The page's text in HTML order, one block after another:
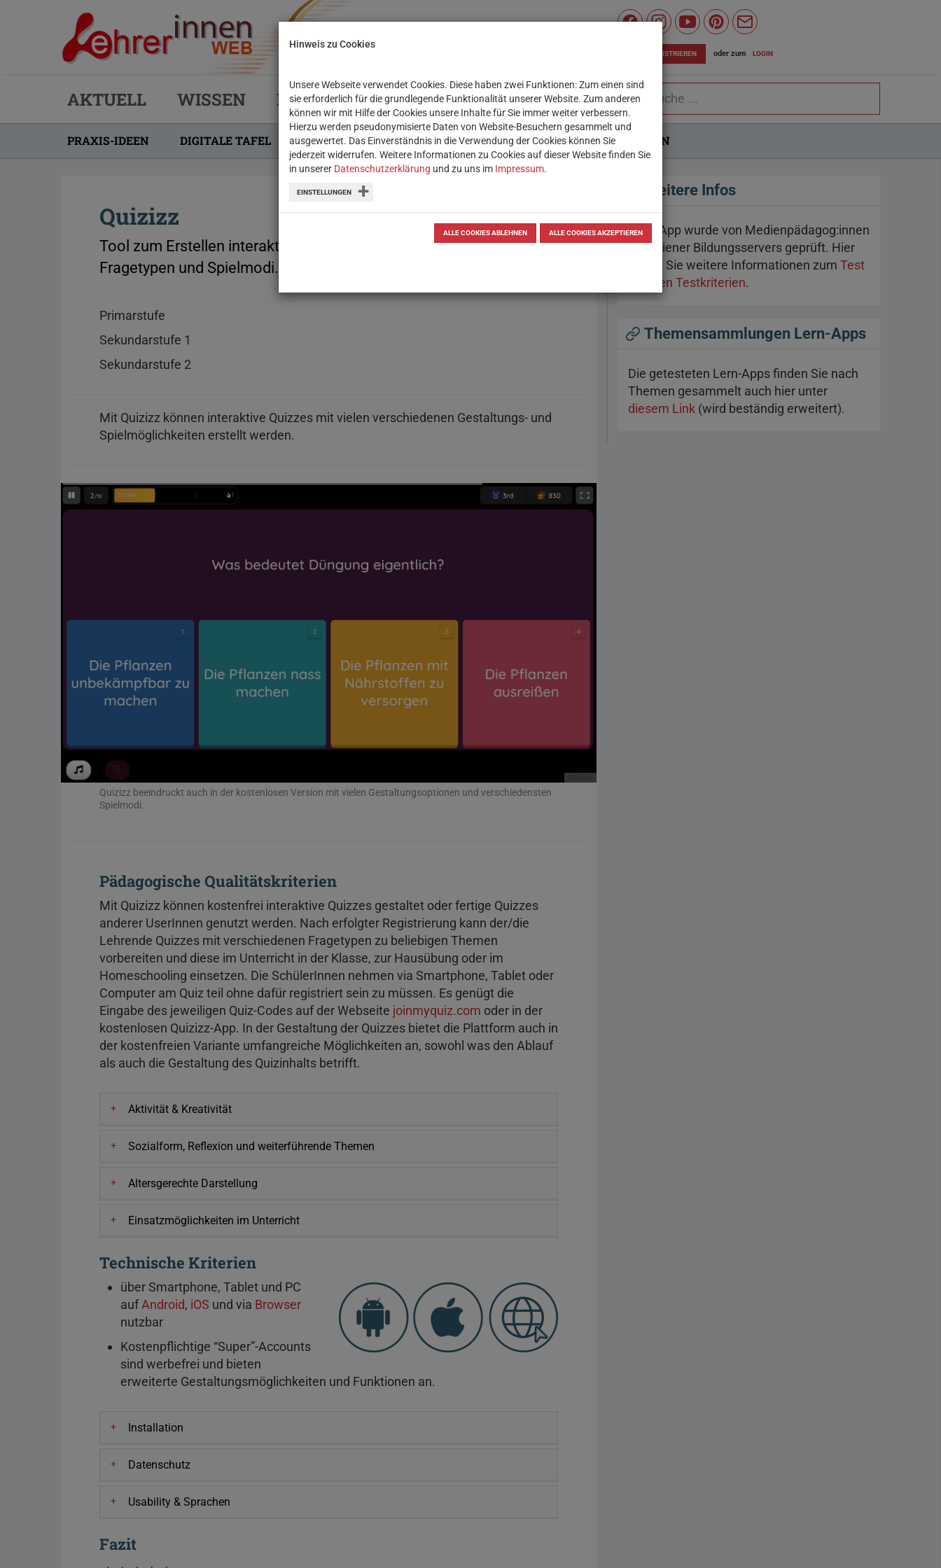
Wiener
Bildungsserver
Facebook
JETZT REGISTRIEREN oder zum LOGIN
AKTUELL WISSEN PRAXIS SERVICE WORKSHOPS Suchbegriff
PRAXIS-IDEEN DIGITALE TAFEL ROBOTIK & CODING LERN-APPS THEMENSAMMLUNGEN
Quizizz
Tool zum Erstellen interaktiver Quizzes mit verschiedensten
Fragetypen und Spielmodi.
Primarstufe
Sekundarstufe 1
Sekundarstufe 2
Mit Quizizz können interaktive Quizzes mit vielen verschiedenen Gestaltungs- und
Spielmöglichkeiten erstellt werden.
Quizizz beeindruckt auch in der kostenlosen Version mit vielen Gestaltungsoptionen und verschiedensten
Spielmodi.
Pädagogische Qualitätskriterien
Mit Quizizz können kostenfrei interaktive Quizzes gestaltet oder fertige Quizzes
anderer UserInnen genutzt werden. Nach erfolgter Registrierung kann der/die
Lehrende Quizzes mit verschiedenen Fragetypen zu beliebigen Themen
vorbereiten und diese im Unterricht in der Klasse, zur Hausübung oder im
Homeschooling einsetzen. Die SchülerInnen nehmen via Smartphone, Tablet oder
Computer am Quiz teil ohne dafür registriert sein zu müssen. Es genügt die
Eingabe des jeweiligen Quiz-Codes auf der Webseite joinmyquiz.com oder in der
kostenlosen Quizizz-App. In der Gestaltung der Quizzes bietet die Plattform auch in
der kostenfreien Variante umfangreiche Möglichkeiten an, sowohl was den Ablauf
als auch die Gestaltung des Quizinhalts betrifft.
Aktivität & Kreativität
Sozialform, Reflexion und weiterführende Themen
Altersgerechte Darstellung
Einsatzmöglichkeiten im Unterricht
Technische Kriterien
über Smartphone, Tablet und PC
auf Android, iOS und via Browser
nutzbar
Kostenpflichtige “Super”-Accounts
sind werbefrei und bieten
erweiterte Gestaltungsmöglichkeiten und Funktionen an.
Installation
Datenschutz
Usability & Sprachen
Fazit
Weitere Infos
Jede App wurde von Medienpädagog:innen
des Wiener Bildungsservers geprüft. Hier
finden Sie weitere Informationen zum Test
und den Testkriterien.
Themensammlungen Lern-Apps
Die getesteten Lern-Apps finden Sie nach
Themen gesammelt auch hier unter
diesem Link (wird beständig erweitert).
Hinweis zu Cookies
Unsere Webseite verwendet Cookies. Diese haben zwei Funktionen: Zum einen sind
sie erforderlich für die grundlegende Funktionalität unserer Website. Zum anderen
können wir mit Hilfe der Cookies unsere Inhalte für Sie immer weiter verbessern.
Hierzu werden pseudonymisierte Daten von Website-Besuchern gesammelt und
ausgewertet. Das Einverständnis in die Verwendung der Cookies können Sie
jederzeit widerrufen. Weitere Informationen zu Cookies auf dieser Website finden Sie
in unserer Datenschutzerklärung und zu uns im Impressum.
EINSTELLUNGEN
ALLE COOKIES ABLEHNEN ALLE COOKIES AKZEPTIEREN